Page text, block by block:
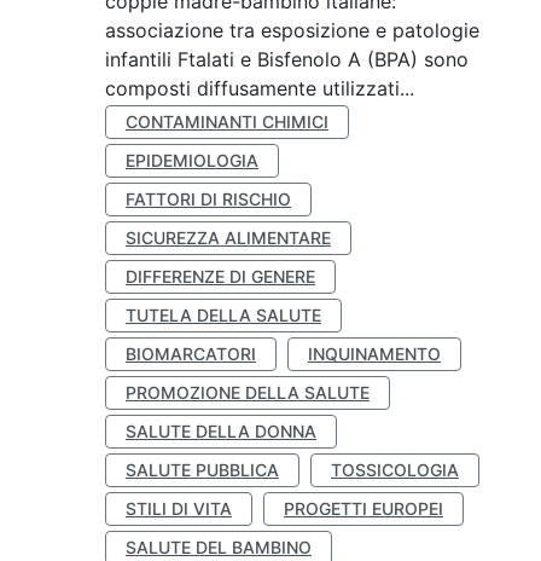
associazione tra esposizione e patologie
infantili Ftalati e Bisfenolo A (BPA) sono
composti diffusamente utilizzati...
CONTAMINANTI CHIMICI
EPIDEMIOLOGIA
FATTORI DI RISCHIO
SICUREZZA ALIMENTARE
DIFFERENZE DI GENERE
TUTELA DELLA SALUTE
BIOMARCATORI
INQUINAMENTO
PROMOZIONE DELLA SALUTE
SALUTE DELLA DONNA
SALUTE PUBBLICA
TOSSICOLOGIA
STILI DI VITA
PROGETTI EUROPEI
SALUTE DEL BAMBINO